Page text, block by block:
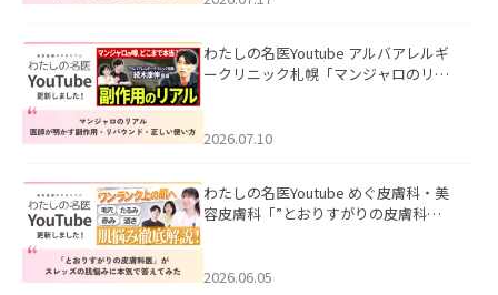
わたしの名医Youtube アルバアレルギ
ークリニック札幌「マンジャロのリア
た。
2026.07.10
わたしの名医Youtube めぐ皮膚科・美
容皮膚科「”とおりすがりの皮膚科
2026.06.05